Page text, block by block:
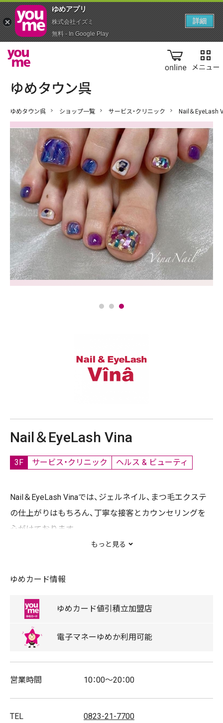
online
ゆめタウン呉 ショップ一覧 サービス・クリニック Nail＆EyeLash
Nail＆EyeLash Vina
3F サービス・クリニック ヘルス & ビューティ
Nail＆EyeLash Vinaでは、ジェルネイル、まつ毛エクステ
の仕上がりはもちろん、丁寧な接客とカウンセリングを
心がけております。
明るく話しやすいスタッフばかりなので、初めての方も
皆様のご来店をお待ちしております。
もっと見る
ゆめカード情報
ゆめカード値引積立加盟店
電子マネー ゆめか利用可能
営業時間 10：00～20：00
TEL 0823-21-7700
ゆめアプ‪リ‬
株式会社イズミ
無料 - In Google Play
詳細